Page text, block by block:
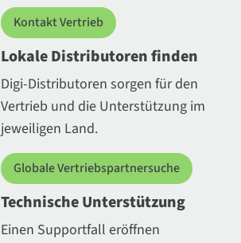
Kontakt Vertrieb
Lokale Distributoren finden
Digi-Distributoren sorgen für den
Vertrieb und die Unterstützung im
jeweiligen Land.
Globale Vertriebspartnersuche
Technische Unterstützung
Einen Supportfall eröffnen